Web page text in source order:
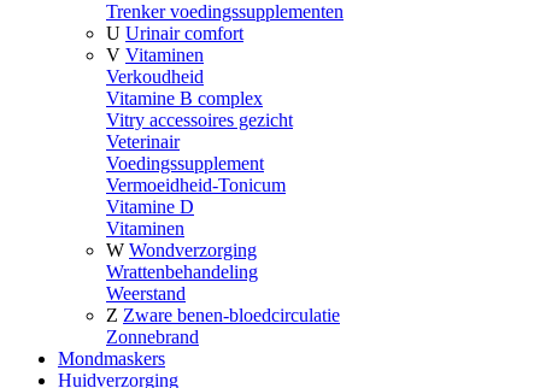
Trenker voedingssupplementen
U Urinair comfort
V Vitaminen
Verkoudheid
Vitamine B complex
Vitry accessoires gezicht
Veterinair
Voedingssupplement
Vermoeidheid-Tonicum
Vitamine D
Vitaminen
W Wondverzorging
Wrattenbehandeling
Weerstand
Z Zware benen-bloedcirculatie
Zonnebrand
Mondmaskers
Huidverzorging